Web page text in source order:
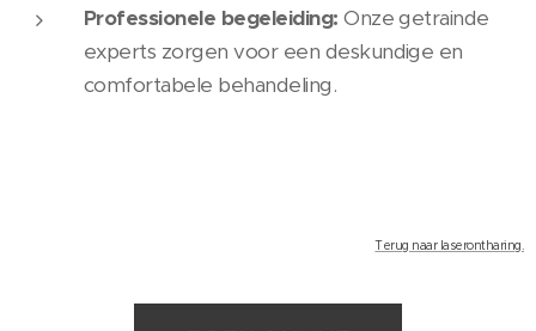
Professionele begeleiding: Onze getrainde
experts zorgen voor een deskundige en
comfortabele behandeling.
Terug naar laserontharing.